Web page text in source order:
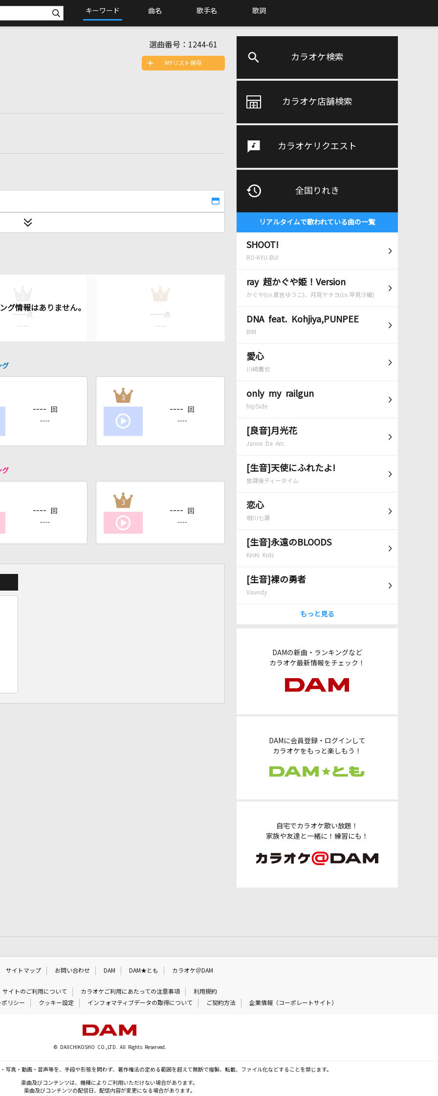
キーワード 曲名 歌手名 歌詞
カラオケ検索
カラオケ店舗検索
カラオケリクエスト
全国りれき
リアルタイムで歌われている曲の一覧
SHOOT!
RO-KYU-BU!
ray 超かぐや姫！Version
かぐや(cv.夏吉ゆうこ)、月見ヤチヨ(cv.早見沙織)
DNA feat. Kohjiya,PUNPEE
BIM
愛心
川崎鷹也
only my railgun
fripSide
[良音]月光花
Janne Da Arc
[生音]天使にふれたよ!
放課後ティータイム
恋心
相川七瀬
[生音]永遠のBLOODS
KinKi Kids
[生音]裸の勇者
Vaundy
もっと見る
DAMの新曲・ランキングなど
カラオケ最新情報をチェック！
DAMに会員登録・ログインして
カラオケをもっと楽しもう！
自宅でカラオケ歌い放題！
家族や友達と一緒に！練習にも！
選曲番号： 1244-61
MYリスト保存
---- 点
----
3
---- 点
----
グ
---- 回
----
3
---- 回
----
グ
---- 回
----
3
---- 回
----
サイトマップ お問い合わせ DAM DAM★とも カラオケ＠DAM
サイトのご利用について カラオケご利用にあたっての注意事項
利用規約
リシー
クッキー設定 インフォマティブデータの取得について ご契約方法 企業情報（コーポレートサイト）
© DAIICHIKOSHO CO.,LTD. All Rights Reserved.
写真・動画・音声等を、手段や形態を問わず、著作権法の定める範囲を超えて無断で複製、転載、ファイル化などすることを禁じます。
楽曲及びコンテンツは、機種によりご利用いただけない場合があります。
楽曲及びコンテンツの配信日、配信内容が変更になる場合があります。